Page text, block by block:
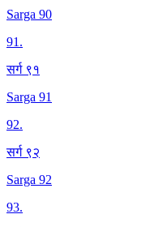
Sarga 90
91.
सर्ग ९१
Sarga 91
92.
सर्ग ९२
Sarga 92
93.